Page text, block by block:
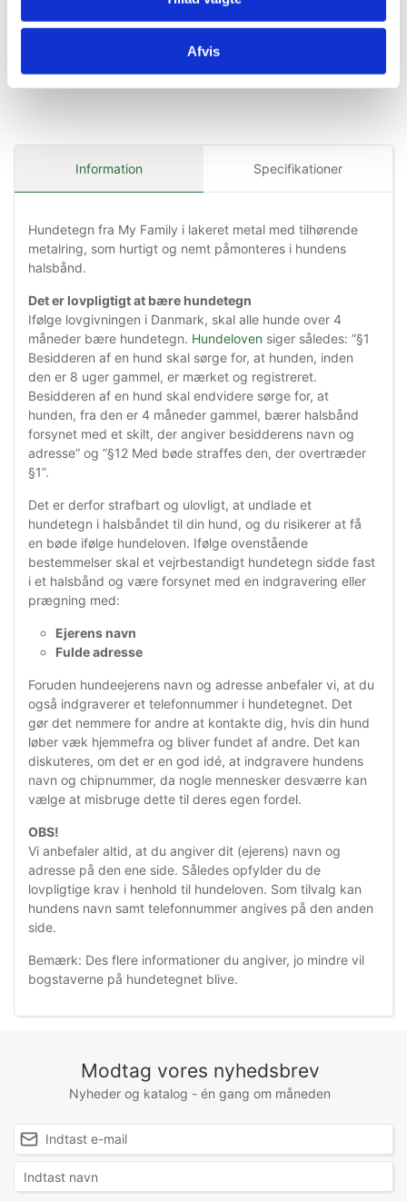
Afvis
Information Specifikationer
Hundetegn fra My Family i lakeret metal med tilhørende
metalring, som hurtigt og nemt påmonteres i hundens
halsbånd.
Det er lovpligtigt at bære hundetegn
Ifølge lovgivningen i Danmark, skal alle hunde over 4
måneder bære hundetegn. Hundeloven siger således: ”§1
Besidderen af en hund skal sørge for, at hunden, inden
den er 8 uger gammel, er mærket og registreret.
Besidderen af en hund skal endvidere sørge for, at
hunden, fra den er 4 måneder gammel, bærer halsbånd
forsynet med et skilt, der angiver besidderens navn og
adresse” og ”§12 Med bøde straffes den, der overtræder
§1”.
Det er derfor strafbart og ulovligt, at undlade et
hundetegn i halsbåndet til din hund, og du risikerer at få
en bøde ifølge hundeloven. Ifølge ovenstående
bestemmelser skal et vejrbestandigt hundetegn sidde fast
i et halsbånd og være forsynet med en indgravering eller
prægning med:
Ejerens navn
Fulde adresse
Foruden hundeejerens navn og adresse anbefaler vi, at du
også indgraverer et telefonnummer i hundetegnet. Det
gør det nemmere for andre at kontakte dig, hvis din hund
løber væk hjemmefra og bliver fundet af andre. Det kan
diskuteres, om det er en god idé, at indgravere hundens
navn og chipnummer, da nogle mennesker desværre kan
vælge at misbruge dette til deres egen fordel.
OBS!
Vi anbefaler altid, at du angiver dit (ejerens) navn og
adresse på den ene side. Således opfylder du de
lovpligtige krav i henhold til hundeloven. Som tilvalg kan
hundens navn samt telefonnummer angives på den anden
side.
Bemærk: Des flere informationer du angiver, jo mindre vil
bogstaverne på hundetegnet blive.
Modtag vores nyhedsbrev
Nyheder og katalog - én gang om måneden